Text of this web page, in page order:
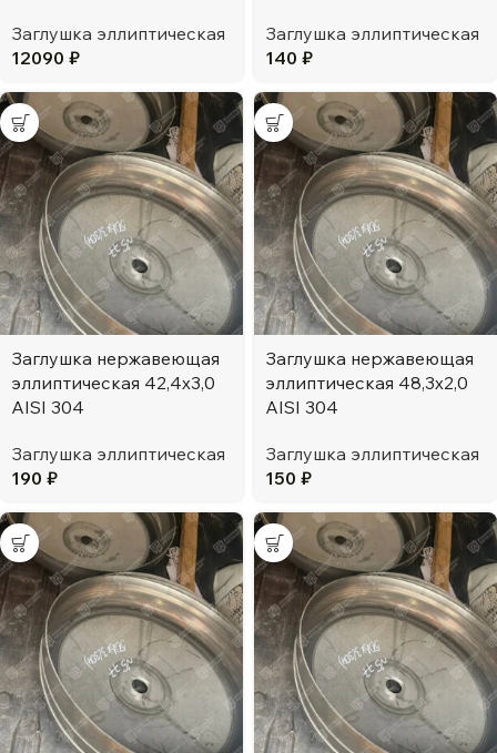
Заглушка эллиптическая
12090 ₽
Заглушка эллиптическая
140 ₽
Заглушка нержавеющая
эллиптическая 42,4х3,0
AISI 304
Заглушка эллиптическая
190 ₽
Заглушка нержавеющая
эллиптическая 48,3х2,0
AISI 304
Заглушка эллиптическая
150 ₽